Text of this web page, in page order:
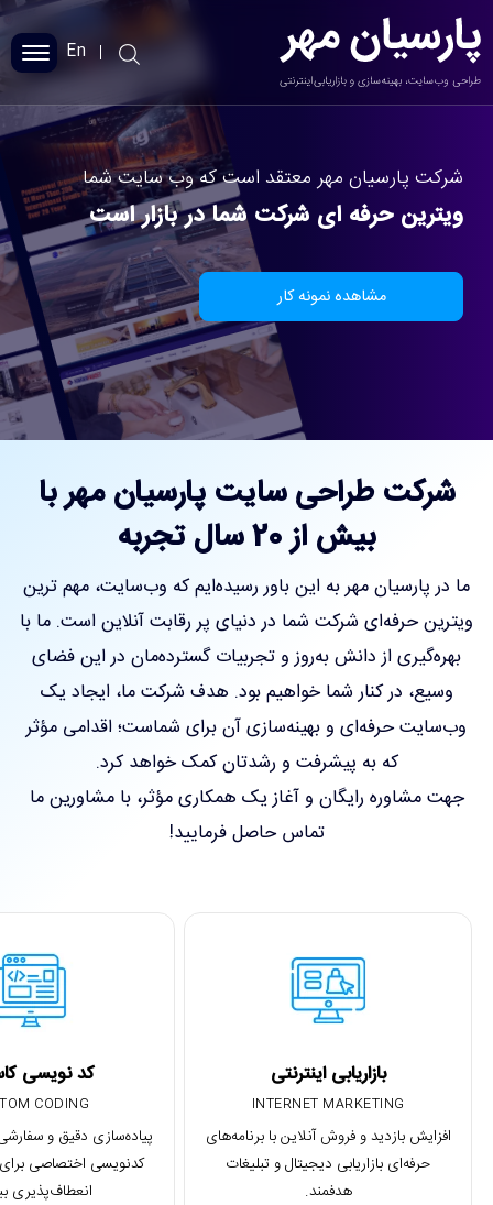
پارسیان مهر
طراحی سایت
سئو سایت
نمونه کارها
خدمات
بلاگ
تماس با ما
En
شرکت پارسیان مهر معتقد است که وب سایت شما
ویترین حرفه ای شرکت شما در بازار است
مشاهده نمونه کار
شرکت طراحی سایت پارسیان مهر با
بیش از 20 سال تجربه
ما در پارسیان مهر به این باور رسیده‌ایم که وب‌سایت، مهم ترین
ویترین حرفه‌ای شرکت شما در دنیای پر رقابت آنلاین است. ما با
بهره‌گیری از دانش به‌روز و تجربیات گسترده‌مان در این فضای
وسیع، در کنار شما خواهیم بود. هدف شرکت ما، ایجاد یک
وب‌سایت حرفه‌ای و بهینه‌سازی آن برای شماست؛ اقدامی مؤثر
که به پیشرفت و رشدتان کمک خواهد کرد.
جهت مشاوره رایگان و آغاز یک همکاری مؤثر، با مشاورین ما
تماس حاصل فرمایید!
بازاریابی اینترنتی
INTERNET MARKETING
افزایش بازدید و فروش آنلاین با برنامه‌های
حرفه‌ای بازاریابی دیجیتال و تبلیغات
هدفمند.
کد نویسی
CODING
پیاده‌سازی دقیق و
کدنویسی اختصاصی برای
انعطاف‌پذیری